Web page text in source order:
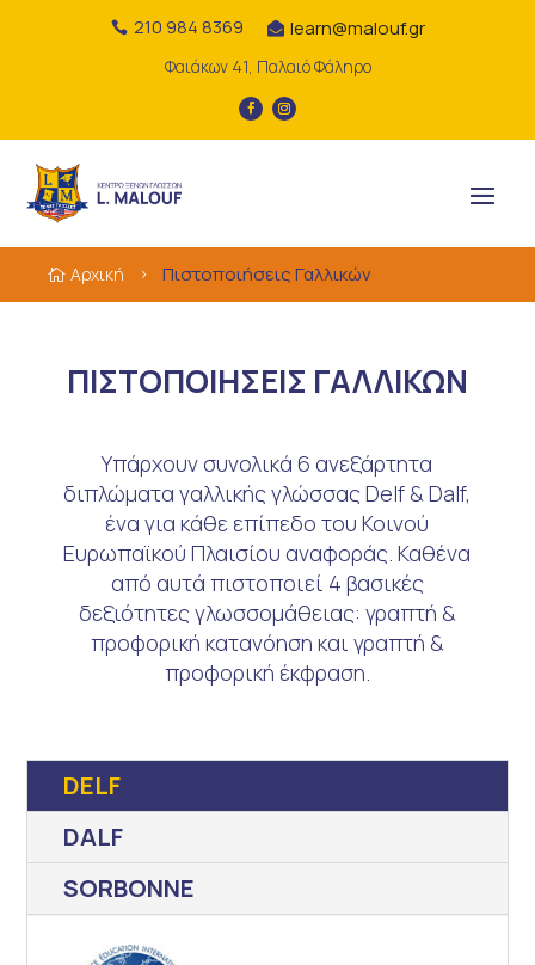
 210 984 8369  learn@malouf.gr
Φαιάκων 41, Παλαιό Φάληρο
 Αρχική 5 Πιστοποιήσεις Γαλλικών
ΠΙΣΤΟΠΟΙΗΣΕΙΣ ΓΑΛΛΙΚΩΝ
Υπάρχουν συνολικά 6 ανεξάρτητα
διπλώματα γαλλικής γλώσσας Delf & Dalf,
ένα για κάθε επίπεδο του Κοινού
Ευρωπαϊκού Πλαισίου αναφοράς. Καθένα
από αυτά πιστοποιεί 4 βασικές
δεξιότητες γλωσσομάθειας: γραπτή &
προφορική κατανόηση και γραπτή &
προφορική έκφραση.
DELF
DALF
SORBONNE